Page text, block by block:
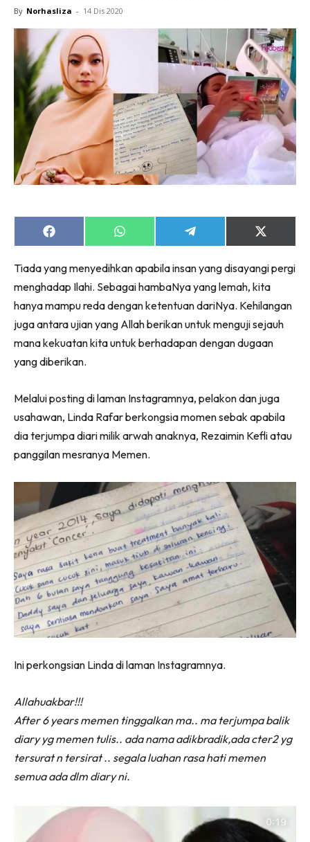
By Norhasliza - 14 Dis 2020
Share
on
Share
on
Share
on
Share
on
(Twitter)
Tiada yang menyedihkan apabila insan yang disayangi pergi
menghadap Ilahi. Sebagai hambaNya yang lemah, kita
hanya mampu reda dengan ketentuan dariNya. Kehilangan
juga antara ujian yang Allah berikan untuk menguji sejauh
mana kekuatan kita untuk berhadapan dengan dugaan
yang diberikan.
Melalui posting di laman Instagramnya, pelakon dan juga
usahawan, Linda Rafar berkongsia momen sebak apabila
dia terjumpa diari milik arwah anaknya, Rezaimin Kefli atau
panggilan mesranya Memen.
Ini perkongsian Linda di laman Instagramnya.
Allahuakbar!!!
After 6 years memen tinggalkan ma.. ma terjumpa balik
diary yg memen tulis.. ada nama adikbradik,ada cter2 yg
tersurat n tersirat .. segala luahan rasa hati memen
semua ada dlm diary ni.